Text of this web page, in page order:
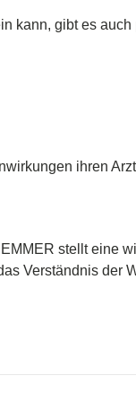
kann, gibt es
ihren
stellt eine
Verständnis der